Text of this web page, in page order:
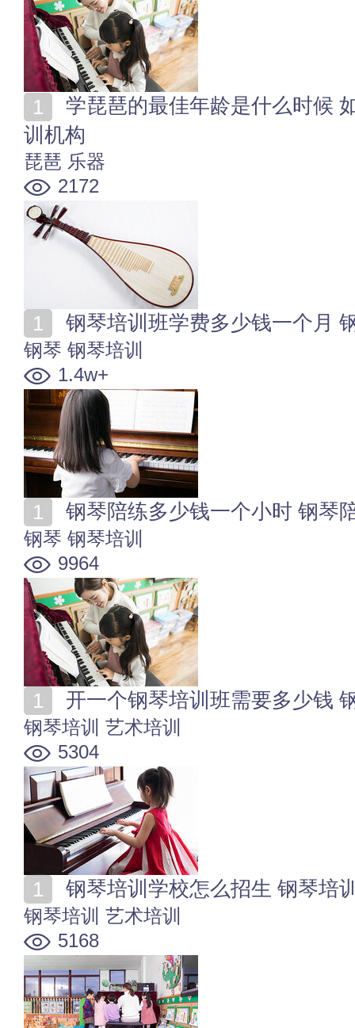
训机构
琵琶 乐器
2172
钢琴培训班学费多少钱一个月
钢琴 钢琴培训
1.4w+
钢琴陪练多少钱一个小时 钢琴
钢琴 钢琴培训
9964
开一个钢琴培训班需要多少钱
钢琴培训 艺术培训
5304
钢琴培训学校怎么招生 钢琴培
钢琴培训 艺术培训
5168